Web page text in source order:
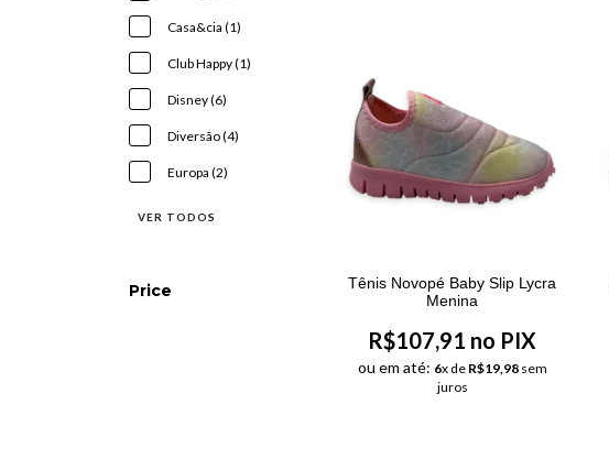
Casa&cia (1)
Club Happy (1)
Disney (6)
Diversão (4)
Europa (2)
VER TODOS
Price
Tênis Novopé Baby Slip Lycra
Menina
R$107,91 no PIX
ou em até: 6x de R$19,98sem
juros